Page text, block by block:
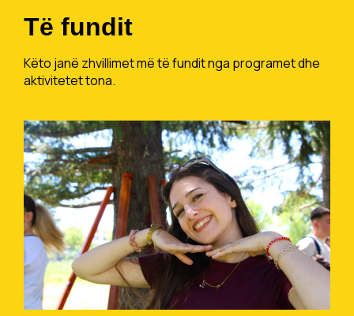
Të fundit
Këto janë zhvillimet më të fundit nga programet dhe
aktivitetet tona.